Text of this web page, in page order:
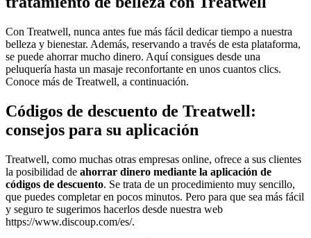
Con Treatwell, nunca antes fue más fácil dedicar tiempo a nuestra
belleza y bienestar. Además, reservando a través de esta plataforma,
se puede ahorrar mucho dinero. Aquí consigues desde una
peluquería hasta un masaje reconfortante en unos cuantos clics.
Conoce más de Treatwell, a continuación.
Códigos de descuento de Treatwell:
consejos para su aplicación
Treatwell, como muchas otras empresas online, ofrece a sus clientes
la posibilidad de ahorrar dinero mediante la aplicación de
códigos de descuento. Se trata de un procedimiento muy sencillo,
que puedes completar en pocos minutos. Pero para que sea más fácil
y seguro te sugerimos hacerlos desde nuestra web
https://www.discoup.com/es/.